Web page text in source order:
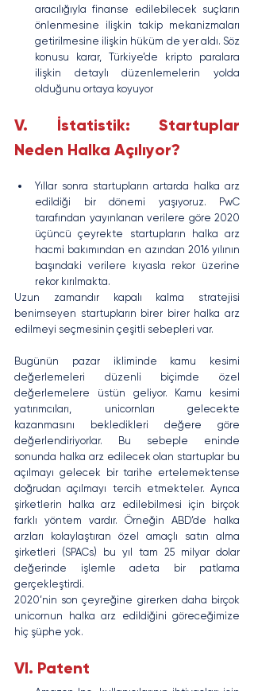
aracılığıyla finanse edilebilecek suçların
önlenmesine ilişkin takip mekanizmaları
getirilmesine ilişkin hüküm de yer aldı. Söz
konusu karar, Türkiye’de kripto paralara
ilişkin detaylı düzenlemelerin yolda
olduğunu ortaya koyuyor
V. İstatistik: Startuplar
Neden Halka Açılıyor?
Yıllar sonra startupların artarda halka arz
edildiği bir dönemi yaşıyoruz. PwC
tarafından yayınlanan verilere göre 2020
üçüncü çeyrekte startupların halka arz
hacmi bakımından en azından 2016 yılının
başındaki verilere kıyasla rekor üzerine
rekor kırılmakta.
Uzun zamandır kapalı kalma stratejisi
benimseyen startupların birer birer halka arz
edilmeyi seçmesinin çeşitli sebepleri var.
Bugünün pazar ikliminde kamu kesimi
değerlemeleri düzenli biçimde özel
değerlemelere üstün geliyor. Kamu kesimi
yatırımcıları, unicornları gelecekte
kazanmasını bekledikleri değere göre
değerlendiriyorlar. Bu sebeple eninde
sonunda halka arz edilecek olan startuplar bu
açılmayı gelecek bir tarihe ertelemektense
doğrudan açılmayı tercih etmekteler. Ayrıca
şirketlerin halka arz edilebilmesi için birçok
farklı yöntem vardır. Örneğin ABD’de halka
arzları kolaylaştıran özel amaçlı satın alma
şirketleri (SPACs) bu yıl tam 25 milyar dolar
değerinde işlemle adeta bir patlama
gerçekleştirdi.
2020’nin son çeyreğine girerken daha birçok
unicornun halka arz edildiğini göreceğimize
hiç şüphe yok.
VI. Patent